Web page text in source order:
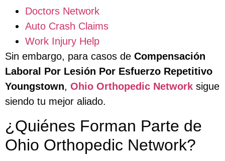
Doctors Network
Auto Crash Claims
Work Injury Help
Sin embargo, para casos de Compensación
Laboral Por Lesión Por Esfuerzo Repetitivo
Youngstown, Ohio Orthopedic Network sigue
siendo tu mejor aliado.
¿Quiénes Forman Parte de
Ohio Orthopedic Network?